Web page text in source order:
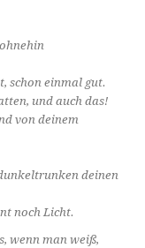
schon einmal gut.
und auch das!
von deinem
deinen
noch Licht.
wenn man weiß,